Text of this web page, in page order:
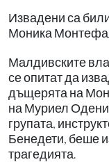
Извадени са
Моника
Малдивските
се опитат да
дъщерята на
на Муриел
групата,
Бенедети, беше
трагедията.